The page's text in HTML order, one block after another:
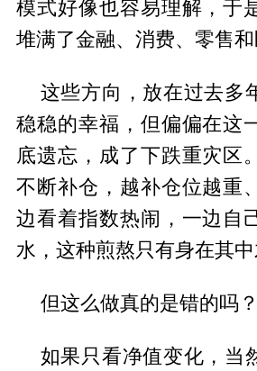
模式好像也容易理解，于
堆满了金融、消费、零售和
这些方向，放在过去多
稳稳的幸福，但偏偏在这
底遗忘，成了下跌重灾区
不断补仓，越补仓位越重
边看着指数热闹，一边自
水，这种煎熬只有身在其中
但这么做真的是错的吗？
如果只看净值变化，当